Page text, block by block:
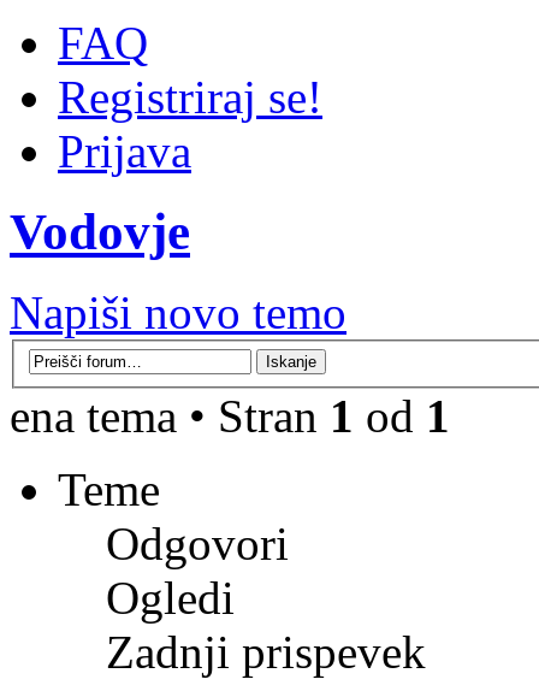
FAQ
Registriraj se!
Prijava
Vodovje
Napiši novo temo
ena tema • Stran 1 od 1
Teme
Odgovori
Ogledi
Zadnji prispevek